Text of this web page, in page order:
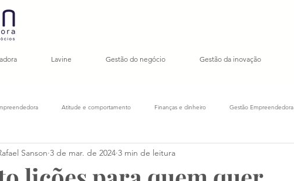
Gestão da inovação
Gestão do negócio
Lavine
Atitude e comportamento Finanças e dinheiro Gestão Empreendedora
Sustentabilidade Indicadores de Startups Cotidiano
Sanson 3 de mar. de 2024 3 min de leitura